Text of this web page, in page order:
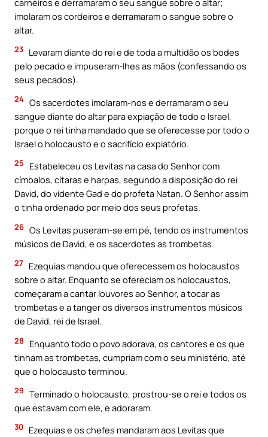
imolaram os cordeiros e derramaram o sangue sobre o
altar.
23 Levaram diante do rei e de toda a multidão os bodes
pelo pecado e impuseram-lhes as mãos (confessando os
seus pecados).
24 Os sacerdotes imolaram-nos e derramaram o seu
sangue diante do altar para expiação de todo o Israel,
porque o rei tinha mandado que se oferecesse por todo o
Israel o holocausto e o sacrifício expiatório.
25
Estabeleceu os Levitas na casa do Senhor com
címbalos, cítaras e harpas, segundo a disposição do rei
David, do vidente Gad e do profeta Natan. O Senhor assim
o tinha ordenado por meio dos seus profetas.
26 Os Levitas puseram-se em pé, tendo os instrumentos
músicos de David, e os sacerdotes as trombetas.
27 Ezequias mandou que oferecessem os holocaustos
sobre o altar. Enquanto se ofereciam os holocaustos,
começaram a cantar louvores ao Senhor, a tocar as
trombetas e a tanger os diversos instrumentos músicos
de David, rei de Israel.
28
Enquanto todo o povo adorava, os cantores e os que
tinham as trombetas, cumpriam com o seu ministério, até
que o holocausto terminou.
29 Terminado o holocausto, prostrou-se o rei e todos os
que estavam com ele, e adoraram.
30 Ezequias e os chefes mandaram aos Levitas que